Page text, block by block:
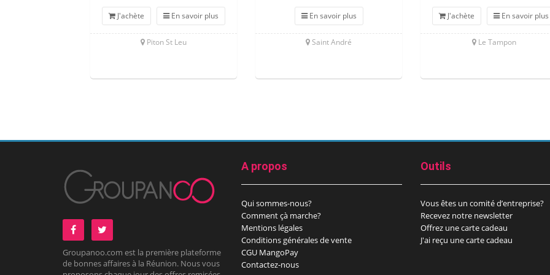
J'achète En savoir plus
Piton St Leu
En savoir plus
Saint André
J'achète En savoir plus
Le Tampon
Groupanoo.com est la première plateforme
de bonnes affaires à la Réunion. Nous vous
A propos
Qui sommes-nous?
Comment çà marche?
Mentions légales
Conditions générales de vente
CGU MangoPay
Contactez-nous
Outils
Vous êtes un comité d’entreprise?
Recevez notre newsletter
Offrez une carte cadeau
J'ai reçu une carte cadeau